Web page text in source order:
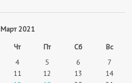
Март 2021
Чт Пт Сб
Вс
4 5 6
7
11 12 13
14